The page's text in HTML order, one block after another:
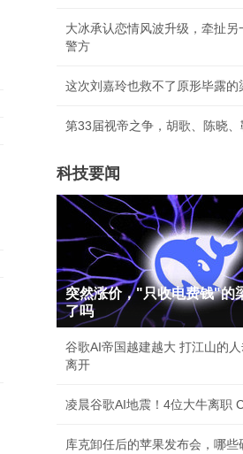
大冰承认恋情风波升级，牵扯另
警方
这次刘嘉玲也救不了原形毕露的
第33届视帝之争，胡歌、陈晓、
科技要闻
突然涨价，"只收电费钱"的
了吗
谷歌AI帝国越建越大 打江山的
离开
凌晨谷歌AI地震！4位大牛离职
库克卸任后的苹果发布会，哪些